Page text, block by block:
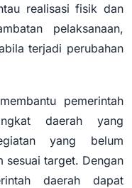
realisasi fisik dan
pelaksanaan,
terjadi perubahan
pemerintah
daerah yang
yang belum
sesuai target. Dengan
daerah dapat